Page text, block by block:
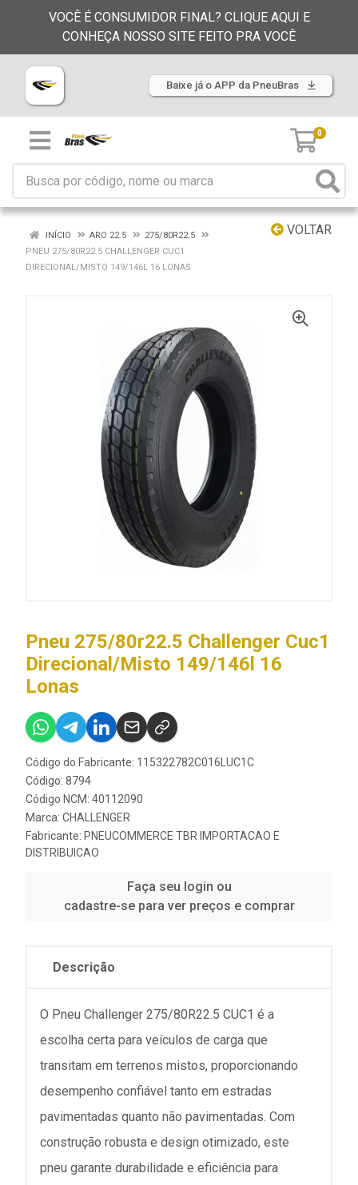
VOCÊ É CONSUMIDOR FINAL? CLIQUE AQUI E
CONHEÇA NOSSO SITE FEITO PRA VOCÊ
Baixe já o APP da PneuBras
0
VOLTAR
INÍCIO ARO 22.5
275/80R22.5
PNEU 275/80R22.5 CHALLENGER CUC1
DIRECIONAL/MISTO 149/146L 16 LONAS
Pneu 275/80r22.5 Challenger Cuc1
Direcional/Misto 149/146l 16
Lonas
Código do Fabricante: 115322782C016LUC1C
Código: 8794
Código NCM: 40112090
Marca: CHALLENGER
Fabricante: PNEUCOMMERCE TBR IMPORTACAO E
DISTRIBUICAO
Faça seu login ou
cadastre-se para ver preços e comprar
Descrição
O Pneu Challenger 275/80R22.5 CUC1 é a
escolha certa para veículos de carga que
transitam em terrenos mistos, proporcionando
desempenho confiável tanto em estradas
pavimentadas quanto não pavimentadas. Com
construção robusta e design otimizado, este
pneu garante durabilidade e eficiência para